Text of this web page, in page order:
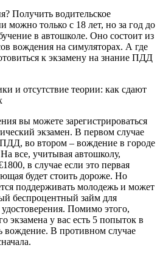
Получить водительское
можно только с 18 лет, но за год до
в автошколе. Оно состоит из
вождения на симуляторах. А где
к экзамену на знание ПДД
вы можете зарегистрироваться
экзамен. В первом случае
во втором – вождение в городе
все, учитывая автошколу,
в случае если это первая
будет стоить дороже. Но
поддерживать молодежь и может
беспроцентный займ для
Помимо этого,
экзамена у вас есть 5 попыток в
вождение. В противном случае